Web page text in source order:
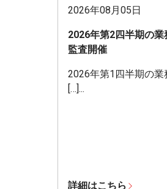
2026年08月05日
2026年第2四半期の業
監査開催
2026年第1四半期の業
[…]...
詳細はこちら